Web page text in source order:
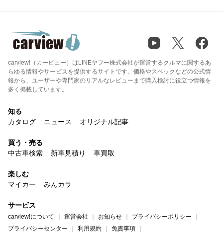
carview!（カービュー）はLINEヤフー株式会社が運営するクルマに関するあ
らゆる情報やサービスを提供するサイトです。価格やスペックなどの公式情
報から、ユーザーや専門家のリアルなレビューまで購入検討に役立つ情報を
多く掲載しています。
知る
カタログ
ニュース オリジナル記事
買う・売る
中古車検索
新車見積り 車買取
楽しむ
マイカー
みんカラ
サービス
carview!について 運営会社 お知らせ
プライバシーポリシー
プライバシーセンター
利用規約 免責事項